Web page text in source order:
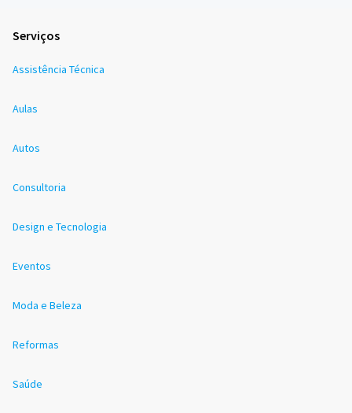
Serviços
Assistência Técnica
Aulas
Autos
Consultoria
Design e Tecnologia
Eventos
Moda e Beleza
Reformas
Saúde